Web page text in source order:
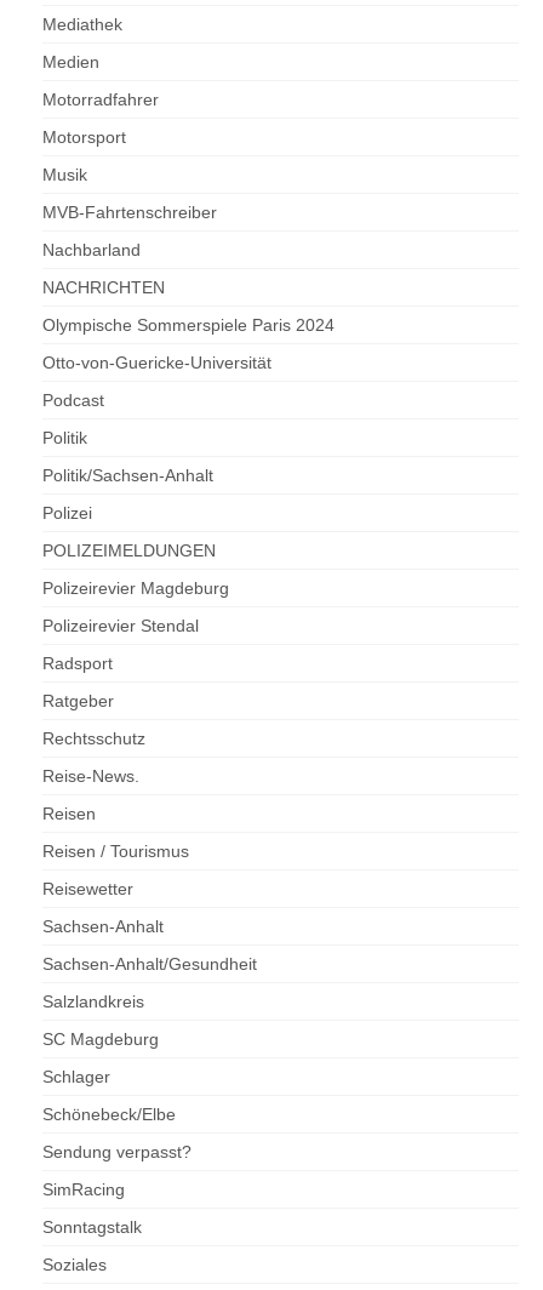
Mediathek
Medien
Motorradfahrer
Motorsport
Musik
MVB-Fahrtenschreiber
Nachbarland
NACHRICHTEN
Olympische Sommerspiele Paris 2024
Otto-von-Guericke-Universität
Podcast
Politik
Politik/Sachsen-Anhalt
Polizei
POLIZEIMELDUNGEN
Polizeirevier Magdeburg
Polizeirevier Stendal
Radsport
Ratgeber
Rechtsschutz
Reise-News.
Reisen
Reisen / Tourismus
Reisewetter
Sachsen-Anhalt
Sachsen-Anhalt/Gesundheit
Salzlandkreis
SC Magdeburg
Schlager
Schönebeck/Elbe
Sendung verpasst?
SimRacing
Sonntagstalk
Soziales